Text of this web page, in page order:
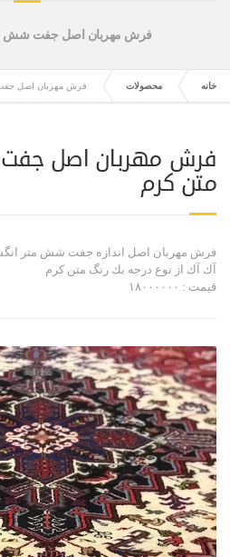
فرش مهربان اصل جفت شش
خانه محصولات فرش مهربان اصل
فرش مهربان اصل
متن كرم
فرش مهربان اصل اندازه جفت شش متر
آك آك از نوع درجه بك رنگ متن كرم
قيمت : ۱۸۰۰۰۰۰۰